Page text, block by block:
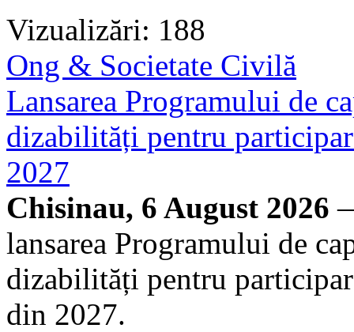
Vizualizări: 188
Ong & Societate Civilă
Lansarea Programului de
dizabilități pentru
2027
Chisinau, 6 August 2026
lansarea Programului de
dizabilități pentru
din 2027.